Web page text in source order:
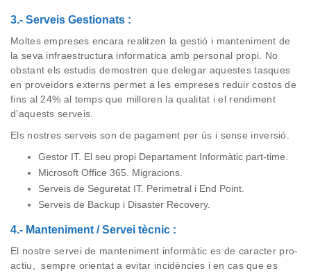
3.- Serveis Gestionats :
Moltes empreses encara realitzen la gestió i manteniment de
la seva infraestructura informatica amb personal propi. No
obstant els estudis demostren que delegar aquestes tasques
en proveidorsexterns permet a les empreses reduir costos de
fins al 24% al temps que milloren la qualitat i el rendiment
d’aquests serveis.
Els nostres serveis son de pagament per ús i sense inversió
Gestor IT. El seu propi Departament Informàtic part-time.
Microsoft Office 365. Migracions.
Serveis de Seguretat IT. Perimetral i End Point.
Serveis de Backup i Disaster Recovery.
4.- Manteniment / Servei tècnic :
El nostre servei de manteniment informàtic es de caracter pro-
actiu, sempre orientat a evitar incidències i en cas que es